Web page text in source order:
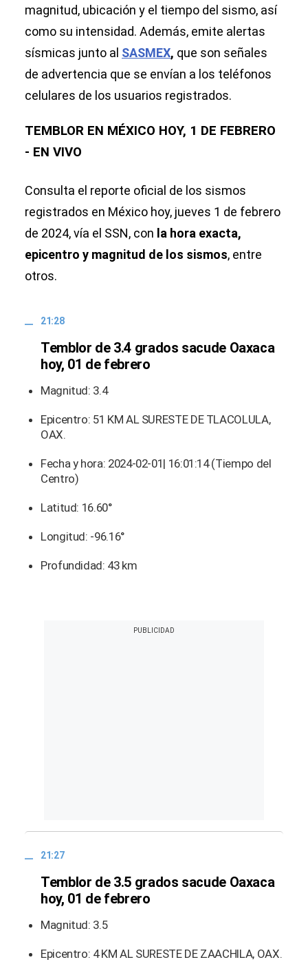
magnitud, ubicación y el tiempo del sismo, así
como su intensidad. Además, emite alertas
sísmicas junto al SASMEX, que son señales
de advertencia que se envían a los teléfonos
celulares de los usuarios registrados.
TEMBLOR EN MÉXICO HOY, 1 DE FEBRERO
- EN VIVO
Consulta el reporte oficial de los sismos
registrados en México hoy, jueves 1 de febrero
de 2024, vía el SSN, con la hora exacta,
epicentro y magnitud de los sismos, entre
otros.
21:28
Temblor de 3.4 grados sacude Oaxaca
hoy, 01 de febrero
Magnitud: 3.4
Epicentro: 51 KM AL SURESTE DE TLACOLULA,
OAX.
Fecha y hora: 2024-02-01| 16:01:14 (Tiempo del
Centro)
Latitud: 16.60°
Longitud: -96.16°
Profundidad: 43 km
21:27
Temblor de 3.5 grados sacude Oaxaca
hoy, 01 de febrero
Magnitud: 3.5
Epicentro: 4 KM AL SURESTE DE ZAACHILA, OAX.